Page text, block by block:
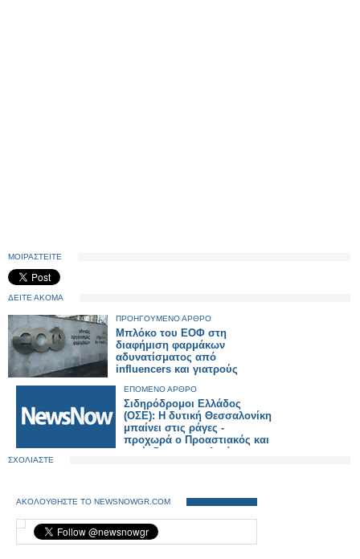
ΜΟΙΡΑΣΤΕΙΤΕ
ΔΕΙΤΕ ΑΚΟΜΑ
ΠΡΟΗΓΟΥΜΕΝΟ ΑΡΘΡΟ
Μπλόκο του ΕΟΦ στη
διαφήμιση φαρμάκων
αδυνατίσματος από
influencers και γιατρούς
ΕΠΟΜΕΝΟ ΑΡΘΡΟ
Σιδηρόδρομοι Ελλάδος
(ΟΣΕ): Η δυτική Θεσσαλονίκη
μπαίνει στις ράγες -
προχωρά ο Προαστιακός και
η σύνδεση με το λιμάνι.
ΣΧΟΛΙΑΣΤΕ
ΑΚΟΛΟΥΘΗΣΤΕ ΤΟ NEWSNOWGR.COM